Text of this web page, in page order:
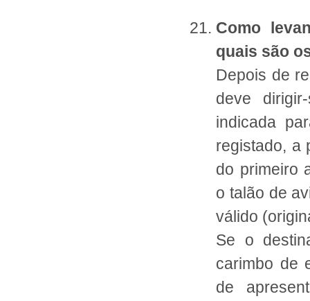
Como
quais são
Depois de
deve
indicada
registado, a
do primeiro
o talão de
válido
Se o
carimbo de
de